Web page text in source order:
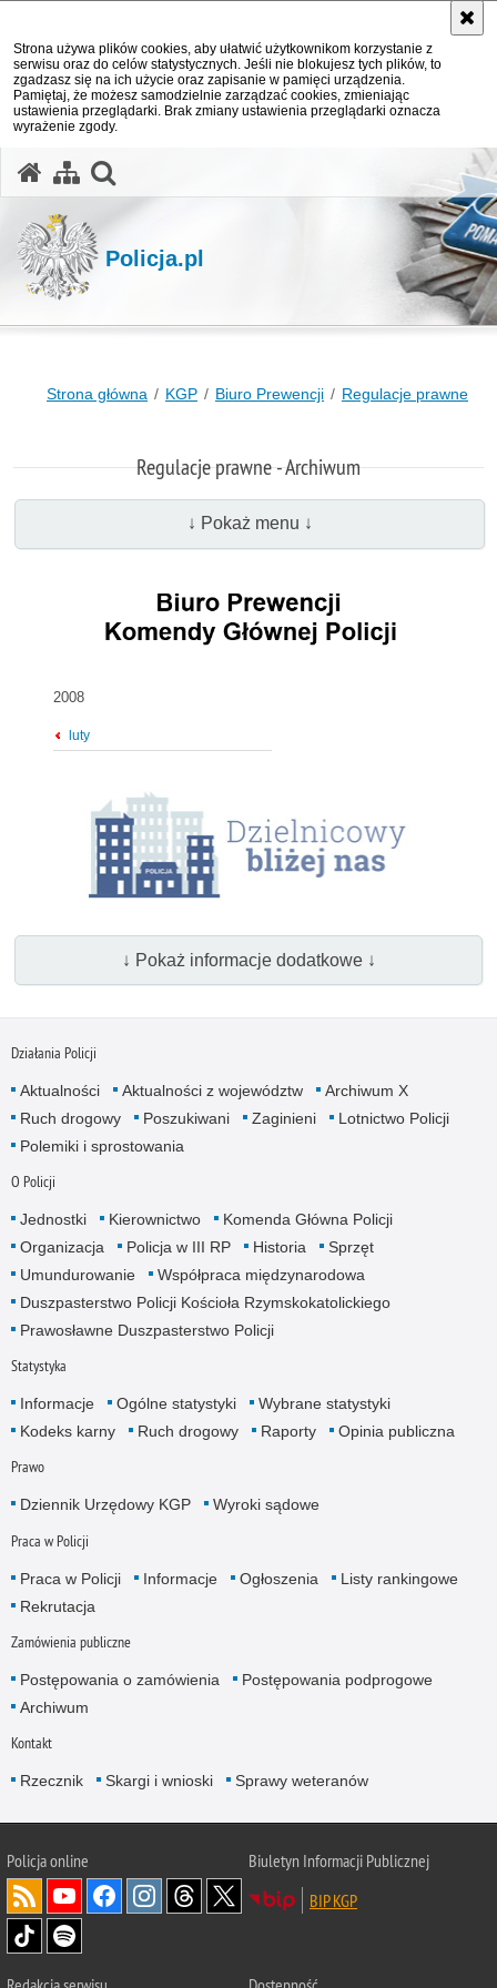
Strona używa plików cookies, aby ułatwić użytkownikom korzystanie z
serwisu oraz do celów statystycznych. Jeśli nie blokujesz tych plików, to
zgadzasz się na ich użycie oraz zapisanie w pamięci urządzenia.
Pamiętaj, że możesz samodzielnie zarządzać cookies, zmieniając
ustawienia przeglądarki. Brak zmiany ustawienia przeglądarki oznacza
wyrażenie zgody.
Policja.pl
Strona główna KGP Biuro Prewencji Regulacje prawne
Regulacje prawne - Archiwum
↓ Pokaż menu ↓
2008
luty
↓ Pokaż informacje dodatkowe ↓
Działania Policji
Aktualności Aktualności z województw
Archiwum X
Ruch drogowy
Poszukiwani Zaginieni
Lotnictwo Policji
Polemiki i sprostowania
O Policji
Jednostki Kierownictwo
Komenda Główna Policji
Organizacja
Policja w III RP Historia
Sprzęt
Umundurowanie
Współpraca międzynarodowa
Duszpasterstwo Policji Kościoła Rzymskokatolickiego
Prawosławne Duszpasterstwo Policji
Statystyka
Informacje Ogólne statystyki
Wybrane statystyki
Kodeks karny
Ruch drogowy Raporty Opinia publiczna
Prawo
Dziennik Urzędowy KGP Wyroki sądowe
Praca w Policji
Praca w Policji Informacje Ogłoszenia
Listy rankingowe
Rekrutacja
Zamówienia publiczne
Postępowania o zamówienia
Postępowania podprogowe
Archiwum
Kontakt
Rzecznik Skargi i wnioski Sprawy weteranów
Policjaonline
Biuletyn Informacji Publicznej
BIP KGP